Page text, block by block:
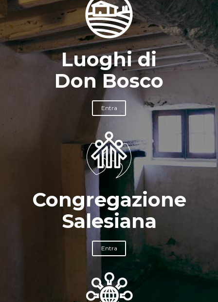
Luoghi di
Don Bosco
Entra
Congregazione
Salesiana
Entra